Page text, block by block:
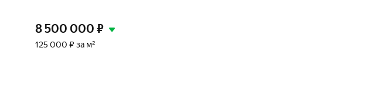
8 500 000 ₽
125 000 ₽ за м²